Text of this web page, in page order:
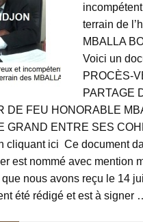
terrain de
MBALLA
Voici un
PROCÈS-
PARTAGE
DE FEU HONORABLE
GRAND ENTRE SES
cliquant ici Ce document
est nommé avec mention
nous avons reçu le 14
été rédigé et est à signer